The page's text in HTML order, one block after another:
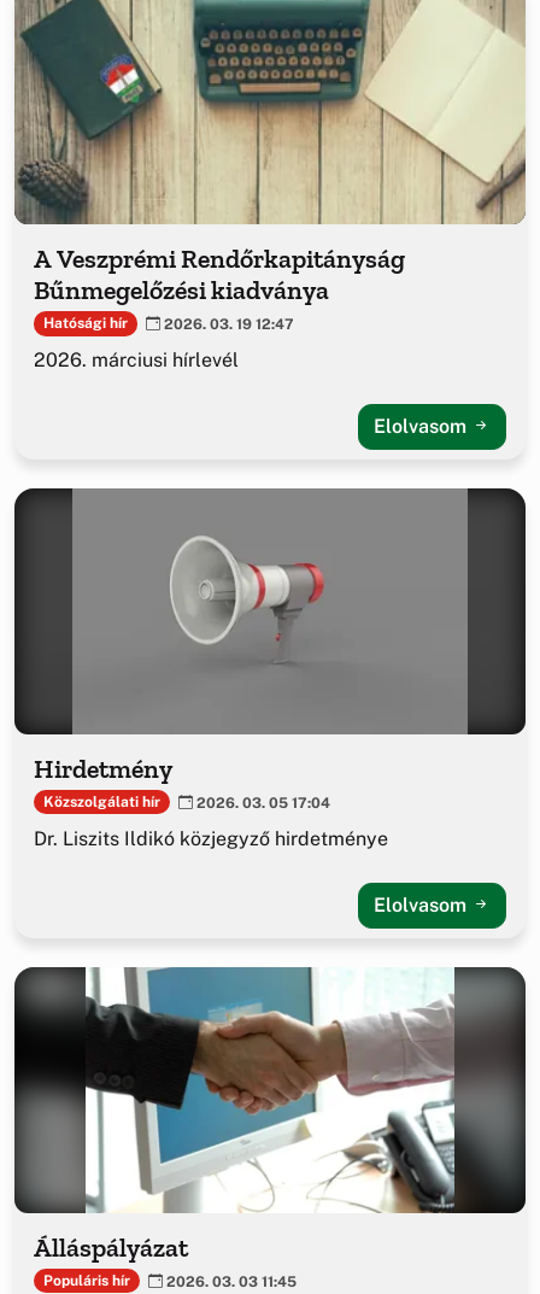
A Veszprémi Rendőrkapitányság
Bűnmegelőzési kiadványa
Hatósági hír 2026. 03. 19 12:47
2026. márciusi hírlevél
Elolvasom
Hirdetmény
Közszolgálati hír 2026. 03. 05 17:04
Dr. Liszits Ildikó közjegyző hirdetménye
Elolvasom
Álláspályázat
Populáris hír 2026. 03. 03 11:45